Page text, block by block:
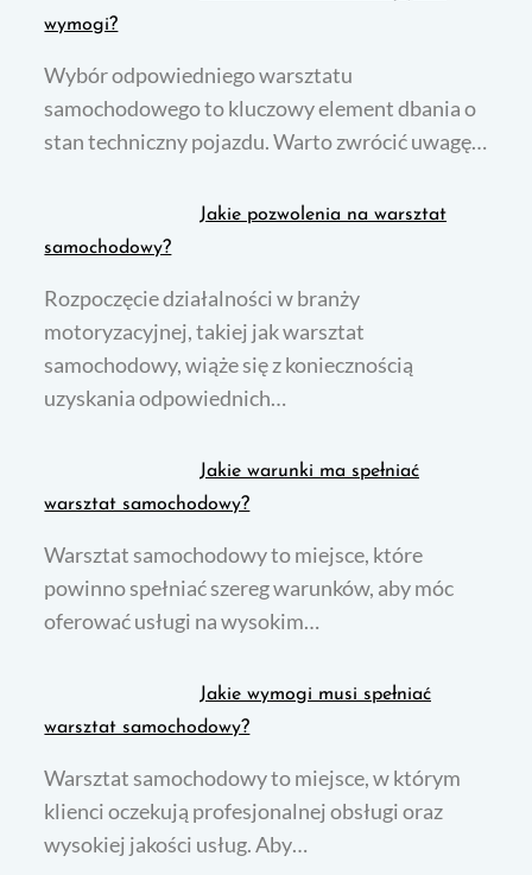
wymogi?
Wybór odpowiedniego warsztatu
samochodowego to kluczowy element dbania o
stan techniczny pojazdu. Warto zwrócić uwagę…
Jakie pozwolenia na warsztat
samochodowy?
Rozpoczęcie działalności w branży
motoryzacyjnej, takiej jak warsztat
samochodowy, wiąże się z koniecznością
uzyskania odpowiednich…
Jakie warunki ma spełniać
warsztat samochodowy?
Warsztat samochodowy to miejsce, które
powinno spełniać szereg warunków, aby móc
oferować usługi na wysokim…
Jakie wymogi musi spełniać
warsztat samochodowy?
Warsztat samochodowy to miejsce, w którym
klienci oczekują profesjonalnej obsługi oraz
wysokiej jakości usług. Aby…